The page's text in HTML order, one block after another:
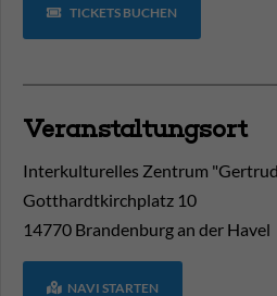
TICKETS BUCHEN
Veranstaltungsort
Interkulturelles Zentrum
Gotthardtkirchplatz 10
14770 Brandenburg an der Havel
NAVI STARTEN